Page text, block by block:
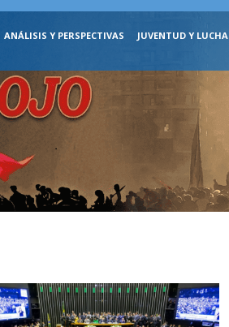
ANÁLISIS Y PERSPECTIVAS JUVENTUD Y LUCHA